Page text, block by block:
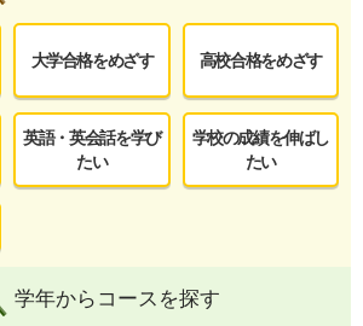
大学合格をめざす 高校合格をめざす
英語・英会話を学び
たい
学校の成績を伸ばし
たい
学年からコースを探す